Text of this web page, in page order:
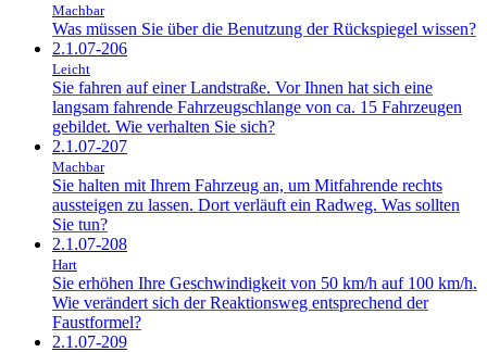
Machbar
Was müssen Sie über die Benutzung der Rückspiegel wissen?
2.1.07-206
Leicht
Sie fahren auf einer Landstraße. Vor Ihnen hat sich eine
langsam fahrende Fahrzeugschlange von ca. 15 Fahrzeugen
gebildet. Wie verhalten Sie sich?
2.1.07-207
Machbar
Sie halten mit Ihrem Fahrzeug an, um Mitfahrende rechts
aussteigen zu lassen. Dort verläuft ein Radweg. Was sollten
Sie tun?
2.1.07-208
Hart
Sie erhöhen Ihre Geschwindigkeit von 50 km/h auf 100 km/h.
Wie verändert sich der Reaktionsweg entsprechend der
Faustformel?
2.1.07-209